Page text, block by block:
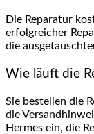
Die Reparatur
erfolgreicher
die
Wie läuft die
Sie bestellen die
die
Hermes ein, die